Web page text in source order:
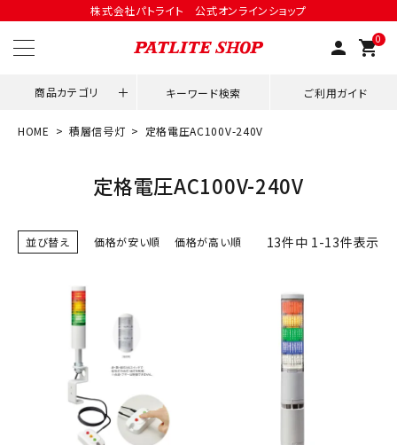
株式会社パトライト 公式オンラインショップ
person 0
shopping_cart
商品カテゴリ キーワード検索 ご利用ガイド
用途別改善アイデア
ネットワーク対応
積層信号灯
HOME 積層信号灯 定格電圧AC100V-240V
定格電圧AC100V-240V
並び替え 価格が安い順 価格が高い順 13件中 1-13件表示